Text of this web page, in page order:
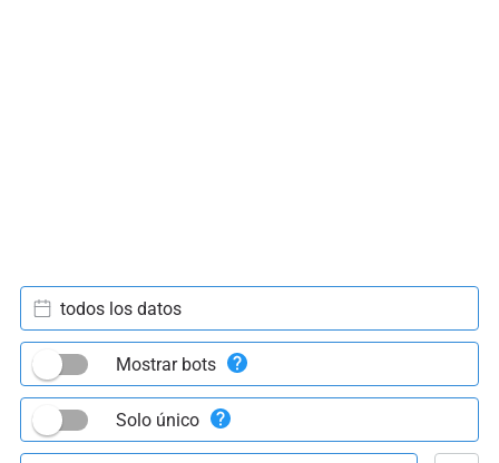
todos los datos
Mostrar bots
Solo único